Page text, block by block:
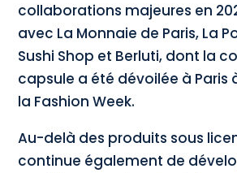
collaborations majeures en
avec La Monnaie de Paris, La
Sushi Shop et Berluti, dont la
capsule a été dévoilée à Paris
la Fashion Week.
Au-delà des produits sous
continue également de